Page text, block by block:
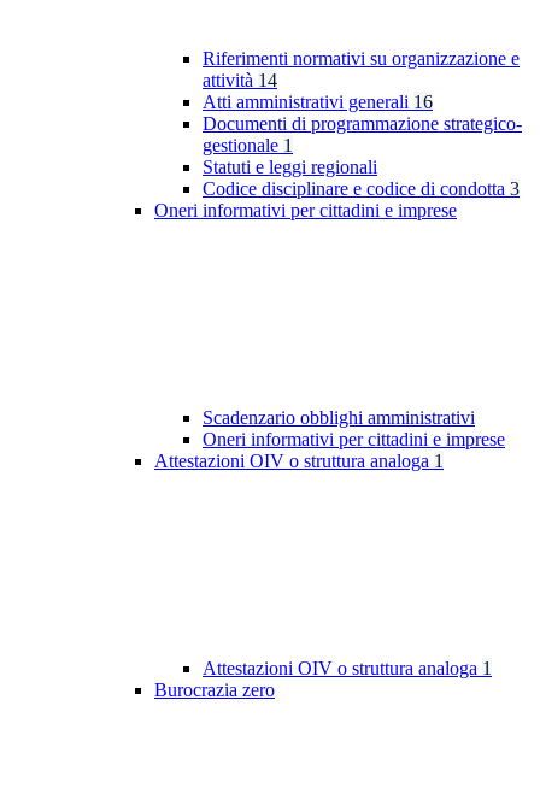
Riferimenti normativi su organizzazione e
attività 14
Atti amministrativi generali 16
Documenti di programmazione strategico-
gestionale 1
Statuti e leggi regionali
Codice disciplinare e codice di condotta 3
Oneri informativi per cittadini e imprese
Scadenzario obblighi amministrativi
Oneri informativi per cittadini e imprese
Attestazioni OIV o struttura analoga 1
Attestazioni OIV o struttura analoga 1
Burocrazia zero